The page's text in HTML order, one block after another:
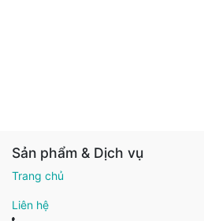
Sản phẩm & Dịch vụ
Trang chủ
Liên hệ